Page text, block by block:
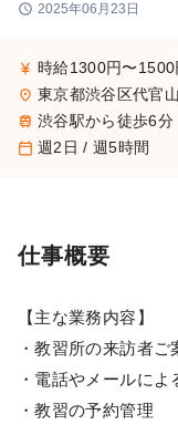
schedule 2025年06月23日
currency_yen 時給1300円〜1500円
place 東京都渋谷区代官
train 渋谷駅から徒歩6分
calendar_today 週2日 / 週5時間
仕事概要
【主な業務内容】
・教習所の来訪者ご
・電話やメールに
・教習の予約管理